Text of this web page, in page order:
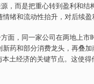
，而是把重心转到盈利和
绪和流动性抬升，对后续盈
，同一家公司在两地上市
药和部分消费龙头，再叠
土经济的关键节点。这使